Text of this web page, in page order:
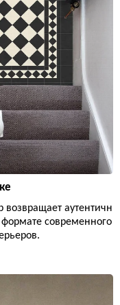
аутентичн
формате современного